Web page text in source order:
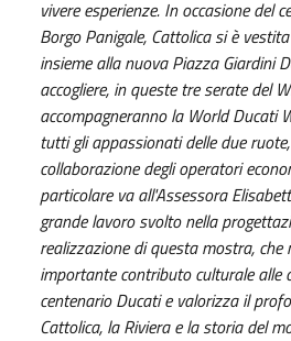
vivere esperienze. In occasione del
Borgo Panigale, Cattolica si è
insieme alla nuova Piazza Giardini
accogliere, in queste tre serate del
accompagneranno la World Ducati
tutti gli appassionati delle due
collaborazione degli operatori
particolare va all'Assessora
grande lavoro svolto nella
realizzazione di questa mostra, che
importante contributo culturale alle
centenario Ducati e valorizza il
Cattolica, la Riviera e la storia del